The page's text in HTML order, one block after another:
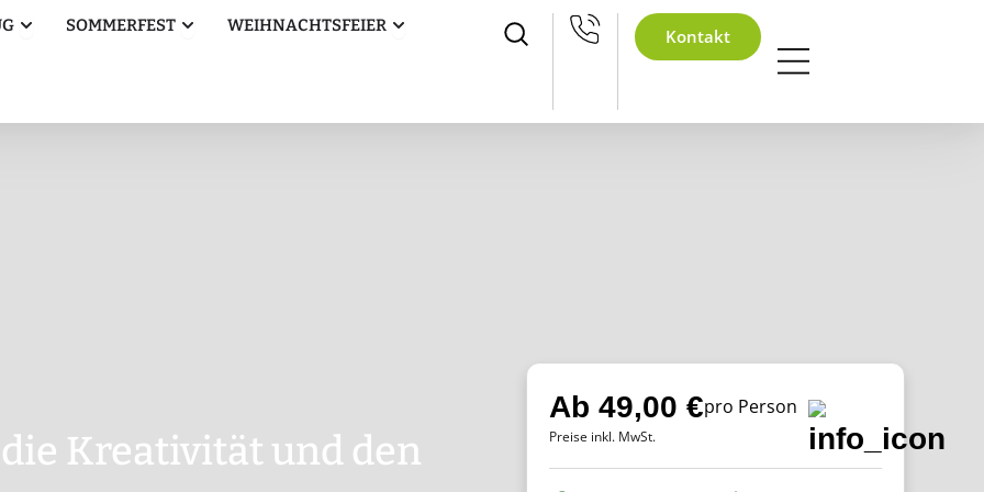
Öffne Betriebsausflug
SOMMERFEST Öffne Sommerfest
WEIHNACHTSFEIER Öffne Weihnachtsfeier
Kontakt
Kreativität und den
Ab 49,00 €pro Person
Preise inkl. MwSt.